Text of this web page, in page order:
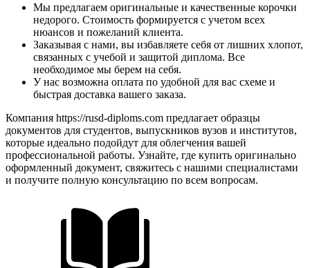
Мы предлагаем оригинальные и качественные корочки
недорого. Стоимость формируется с учетом всех
нюансов и пожеланий клиента.
Заказывая с нами, вы избавляете себя от лишних хлопот,
связанных с учебой и защитой диплома. Все
необходимое мы берем на себя.
У нас возможна оплата по удобной для вас схеме и
быстрая доставка вашего заказа.
Компания https://rusd-diploms.com предлагает образцы
документов для студентов, выпускников вузов и институтов,
которые идеально подойдут для облегчения вашей
профессиональной работы. Узнайте, где купить оригинально
оформленный документ, свяжитесь с нашими специалистами
и получите полную консультацию по всем вопросам.